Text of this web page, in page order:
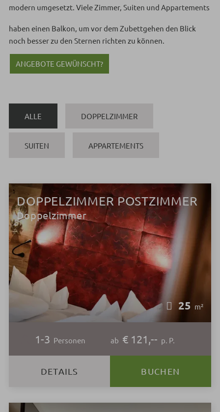
modern umgesetzt. Viele Zimmer, Suiten und Appartements
haben einen Balkon, um vor dem Zubettgehen den Blick
noch besser zu den Sternen richten zu können.
ANGEBOTE GEWÜNSCHT?
ALLE DOPPELZIMMER
SUITEN APPARTEMENTS
DOPPELZIMMER POSTZIMMER
Doppelzimmer
25 m²
1-3 Personen ab € 121,-- p. P.
DETAILS BUCHEN